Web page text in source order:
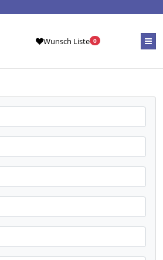
Wunsch Liste 0